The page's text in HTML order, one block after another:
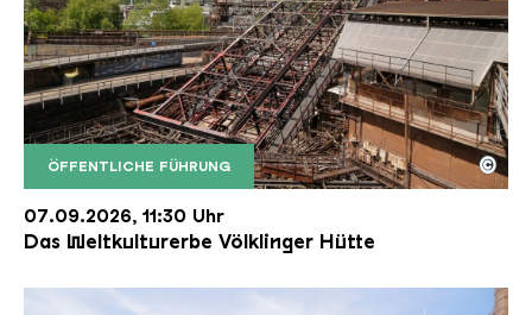
ÖFFENTLICHE FÜHRUNG
Der Erzschrägaufzug der Völklinger Hütte mit
Copyright: Weltkulturerbe Völklinger Hütte | Karl
©
07.09.2026, 11:30 Uhr
Das Weltkulturerbe Völklinger Hütte